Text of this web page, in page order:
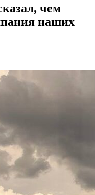
чем
наших